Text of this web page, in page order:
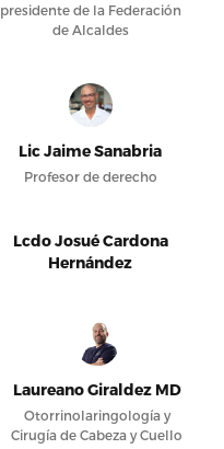
presidente de la Federación
de Alcaldes
Lic Jaime Sanabria
Profesor de derecho
Lcdo Josué Cardona
Hernández
Laureano Giraldez MD
Otorrinolaringología y
Cirugía de Cabeza y Cuello